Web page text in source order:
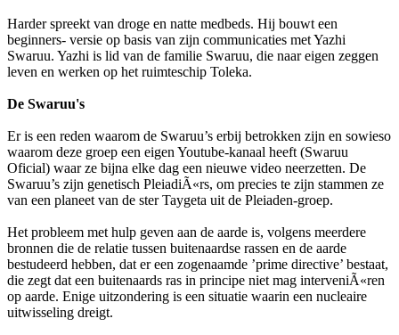
Harder spreekt van droge en natte medbeds. Hij bouwt een
beginners- versie op basis van zijn communicaties met Yazhi
Swaruu. Yazhi is lid van de familie Swaruu, die naar eigen zeggen
leven en werken op het ruimteschip Toleka.
De Swaruu's
Er is een reden waarom de Swaruu’s erbij betrokken zijn en sowieso
waarom deze groep een eigen Youtube-kanaal heeft (Swaruu
Oficial) waar ze bijna elke dag een nieuwe video neerzetten. De
Swaruu’s zijn genetisch PleiadiÃ«rs, om precies te zijn stammen ze
van een planeet van de ster Taygeta uit de Pleiaden-groep.
Het probleem met hulp geven aan de aarde is, volgens meerdere
bronnen die de relatie tussen buitenaardse rassen en de aarde
bestudeerd hebben, dat er een zogenaamde ’prime directive’ bestaat,
die zegt dat een buitenaards ras in principe niet mag interveniÃ«ren
op aarde. Enige uitzondering is een situatie waarin een nucleaire
uitwisseling dreigt.